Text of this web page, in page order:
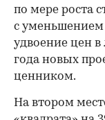
по мере роста
с уменьшением
удвоение цен
года новых
ценником.
На втором